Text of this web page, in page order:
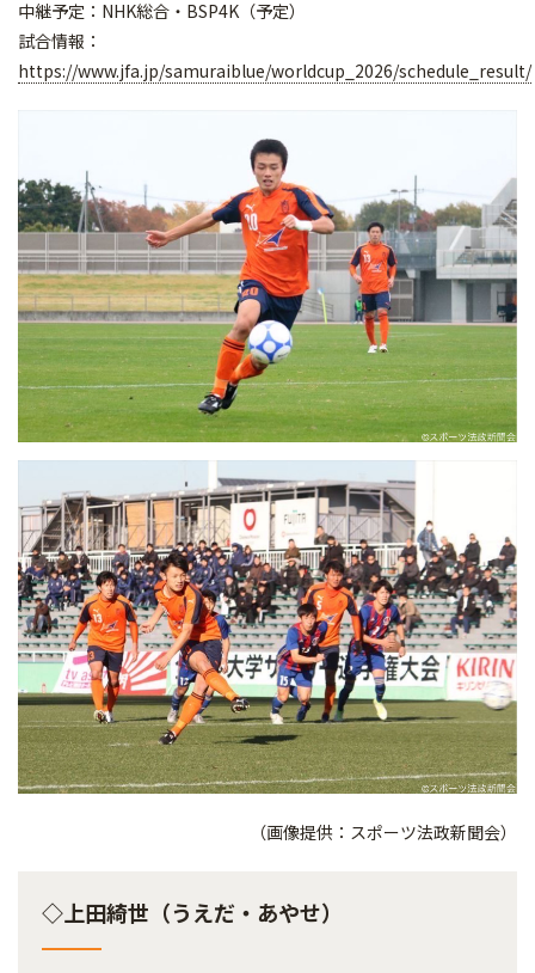
中継予定：NHK総合・BSP4K（予定）
試合情報：
https://www.jfa.jp/samuraiblue/worldcup_2026/schedule_result/
（画像提供：スポーツ法政新聞会）
◇上田綺世（うえだ・あやせ）